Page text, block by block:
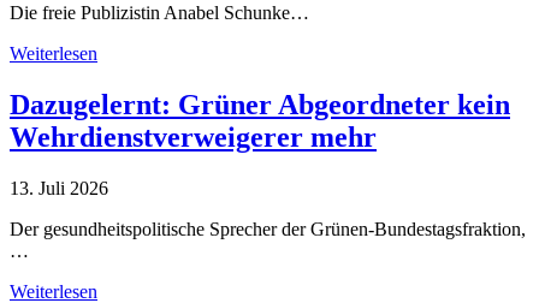
Die freie Publizistin Anabel Schunke…
Weiterlesen
Dazugelernt: Grüner Abgeordneter kein
Wehrdienstverweigerer mehr
13. Juli 2026
Der gesundheitspolitische Sprecher der Grünen-Bundestagsfraktion,
…
Weiterlesen